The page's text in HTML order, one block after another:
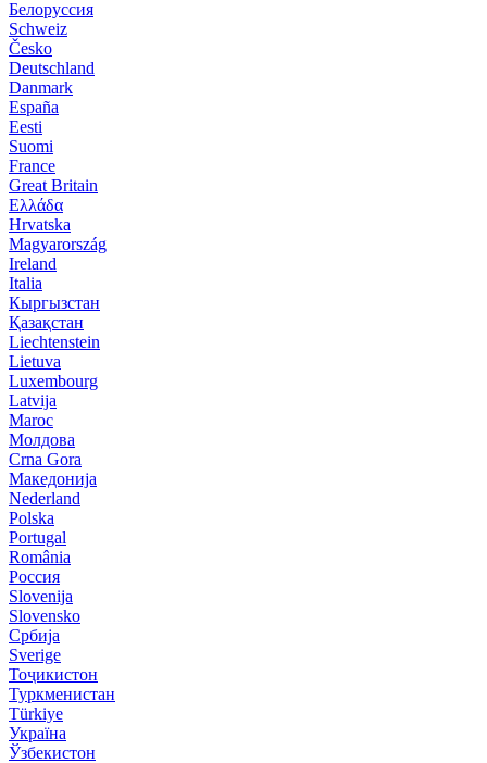
Белоруссия
Schweiz
Česko
Deutschland
Danmark
España
Eesti
Suomi
France
Great Britain
Ελλάδα
Hrvatska
Magyarország
Ireland
Italia
Кыргызстан
Қазақстан
Liechtenstein
Lietuva
Luxembourg
Latvija
Maroc
Молдова
Crna Gora
Македонија
Nederland
Polska
Portugal
România
Россия
Slovenija
Slovensko
Србија
Sverige
Тоҷикистон
Туркменистан
Türkiye
Україна
Ўзбекистон